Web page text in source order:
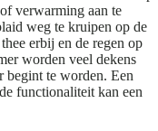
verwarming aan te
weg te kruipen op de
erbij en de regen op
worden veel dekens
begint te worden. Een
functionaliteit kan een